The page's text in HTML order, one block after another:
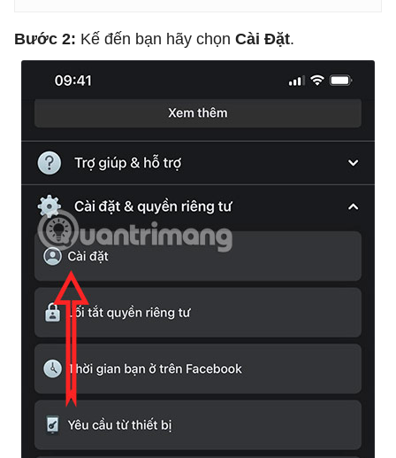
Bước 2: Kế đến bạn hãy chọn Cài Đặt.